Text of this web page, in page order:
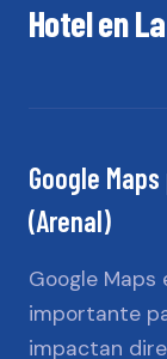
Hotelen
Google Maps
(Arenal)
Google
importante
impactan